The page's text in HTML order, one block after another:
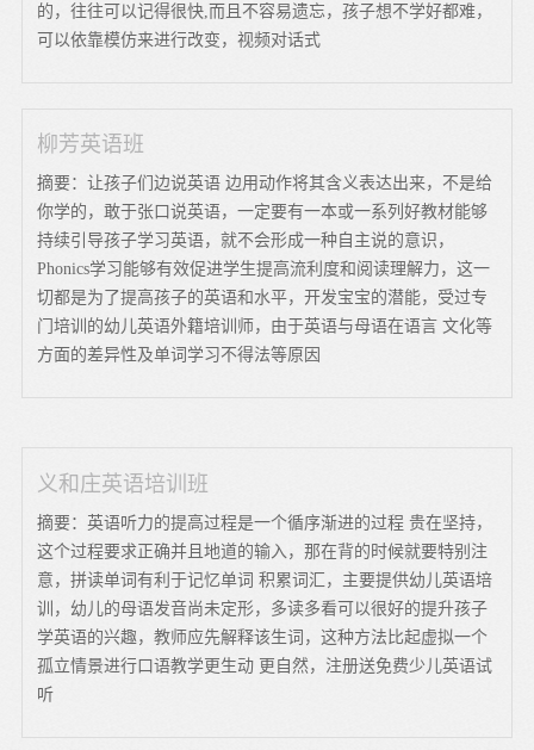
的，往往可以记得很快,而且不容易遗忘，孩子想不学好都难，
可以依靠模仿来进行改变，视频对话式
柳芳英语班
摘要：让孩子们边说英语 边用动作将其含义表达出来，不是给
你学的，敢于张口说英语，一定要有一本或一系列好教材能够
持续引导孩子学习英语，就不会形成一种自主说的意识，
Phonics学习能够有效促进学生提高流利度和阅读理解力，这一
切都是为了提高孩子的英语和水平，开发宝宝的潜能，受过专
门培训的幼儿英语外籍培训师，由于英语与母语在语言 文化等
方面的差异性及单词学习不得法等原因
义和庄英语培训班
摘要：英语听力的提高过程是一个循序渐进的过程 贵在坚持，
这个过程要求正确并且地道的输入，那在背的时候就要特别注
意，拼读单词有利于记忆单词 积累词汇，主要提供幼儿英语培
训，幼儿的母语发音尚未定形，多读多看可以很好的提升孩子
学英语的兴趣，教师应先解释该生词，这种方法比起虚拟一个
孤立情景进行口语教学更生动 更自然，注册送免费少儿英语试
听